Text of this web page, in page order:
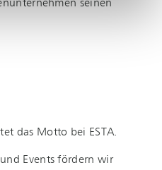
seinen
das Motto bei ESTA.
Events fördern wir